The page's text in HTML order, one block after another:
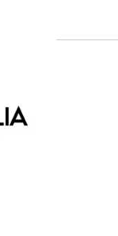
all'Ordine di